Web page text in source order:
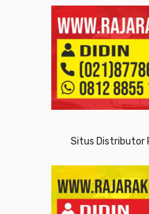
Situs Distributor